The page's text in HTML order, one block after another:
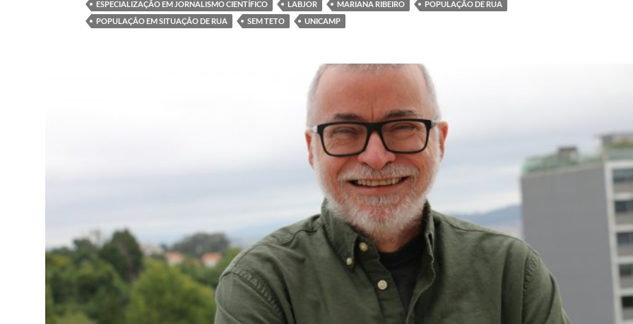
ESPECIALIZAÇÃO EM JORNALISMO CIENTÍFICO LABJOR MARIANA RIBEIRO
POPULAÇÃO DE RUA
POPULAÇÃO EM SITUAÇÃO DE RUA
SEM TETO UNICAMP